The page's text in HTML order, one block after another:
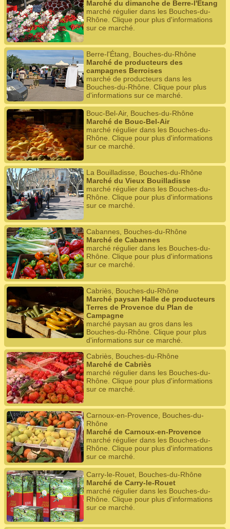
Marché du dimanche de Berre-l'Étang
marché régulier dans les Bouches-du-
Rhône. Clique pour plus d'informations
sur ce marché.
Berre-l'Étang, Bouches-du-Rhône
Marché de producteurs des
campagnes Berroises
marché de producteurs dans les
Bouches-du-Rhône. Clique pour plus
d'informations sur ce marché.
Bouc-Bel-Air, Bouches-du-Rhône
Marché de Bouc-Bel-Air
marché régulier dans les Bouches-du-
Rhône. Clique pour plus d'informations
sur ce marché.
La Bouilladisse, Bouches-du-Rhône
Marché du Vieux Bouilladisse
marché régulier dans les Bouches-du-
Rhône. Clique pour plus d'informations
sur ce marché.
Cabannes, Bouches-du-Rhône
Marché de Cabannes
marché régulier dans les Bouches-du-
Rhône. Clique pour plus d'informations
sur ce marché.
Cabriès, Bouches-du-Rhône
Marché paysan Halle de producteurs
Terres de Provence du Plan de
Campagne
marché paysan au gros dans les
Bouches-du-Rhône. Clique pour plus
d'informations sur ce marché.
Cabriès, Bouches-du-Rhône
Marché de Cabriès
marché régulier dans les Bouches-du-
Rhône. Clique pour plus d'informations
sur ce marché.
Carnoux-en-Provence, Bouches-du-
Rhône
Marché de Carnoux-en-Provence
marché régulier dans les Bouches-du-
Rhône. Clique pour plus d'informations
sur ce marché.
Carry-le-Rouet, Bouches-du-Rhône
Marché de Carry-le-Rouet
marché régulier dans les Bouches-du-
Rhône. Clique pour plus d'informations
sur ce marché.